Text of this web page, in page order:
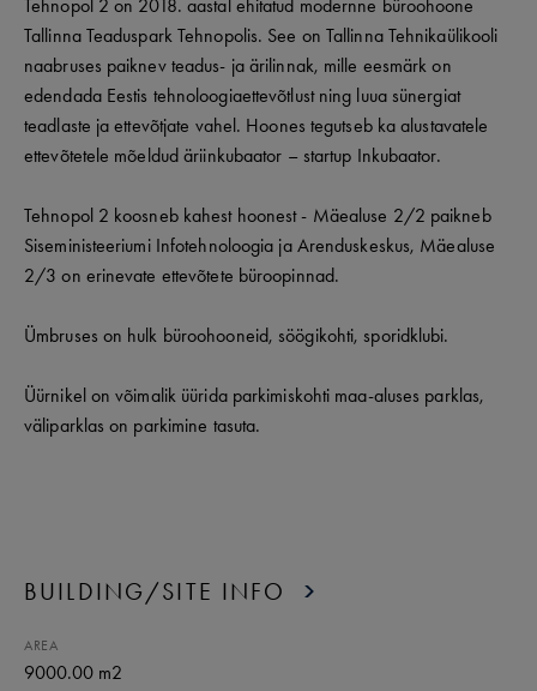
Tehnopol 2 on 2018. aastal ehitatud modernne büroohoone
Tallinna Teaduspark Tehnopolis. See on Tallinna Tehnikaülikooli
naabruses paiknev teadus- ja ärilinnak, mille eesmärk on
edendada Eestis tehnoloogiaettevõtlust ning luua sünergiat
teadlaste ja ettevõtjate vahel. Hoones tegutseb ka alustavatele
ettevõtetele mõeldud äriinkubaator – startup Inkubaator.
Tehnopol 2 koosneb kahest hoonest - Mäealuse 2/2 paikneb
Siseministeeriumi Infotehnoloogia ja Arenduskeskus, Mäealuse
2/3 on erinevate ettevõtete büroopinnad.
Ümbruses on hulk büroohooneid, söögikohti, sporidklubi.
Üürnikel on võimalik üürida parkimiskohti maa-aluses parklas,
väliparklas on parkimine tasuta.
BUILDING/SITE INFO
AREA
9000.00 m2